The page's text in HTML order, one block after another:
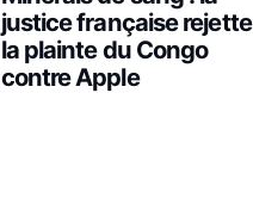
justice française rejette
la plainte du Congo
contre Apple